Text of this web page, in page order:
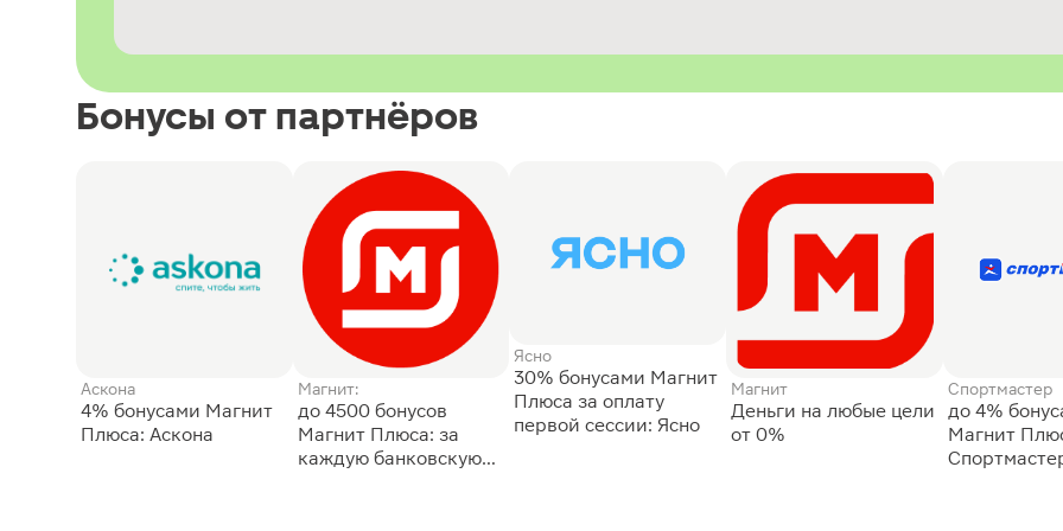
Бонусы от партнёров
Аскона
4% бонусами Магнит
Плюса: Аскона
Магнит:
до 4500 бонусов
Магнит Плюса: за
каждую банковскую
Ясно
30% бонусами Магнит
Плюса за оплату
первой сессии: Ясно
Магнит
Деньги на любые цели
от 0%
Спортмастер
до 4%
Магнит